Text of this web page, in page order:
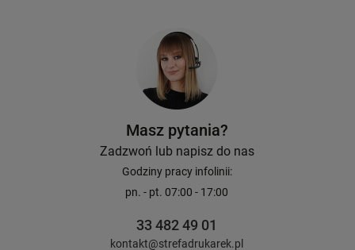
Masz pytania?
Zadzwoń lub napisz do nas
Godziny pracy infolinii:
pn. - pt. 07:00 - 17:00
33 482 49 01
kontakt@strefadrukarek.pl